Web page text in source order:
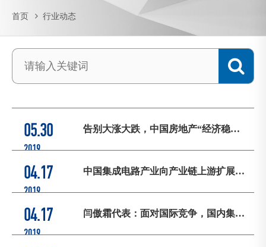
首页 行业动态
05.30
2019
告别大涨大跌，中国房地产“经济稳定
04.17
2019
中国集成电路产业向产业链上游扩展，
04.17
2019
闫傲霜代表：面对国际竞争，国内集成